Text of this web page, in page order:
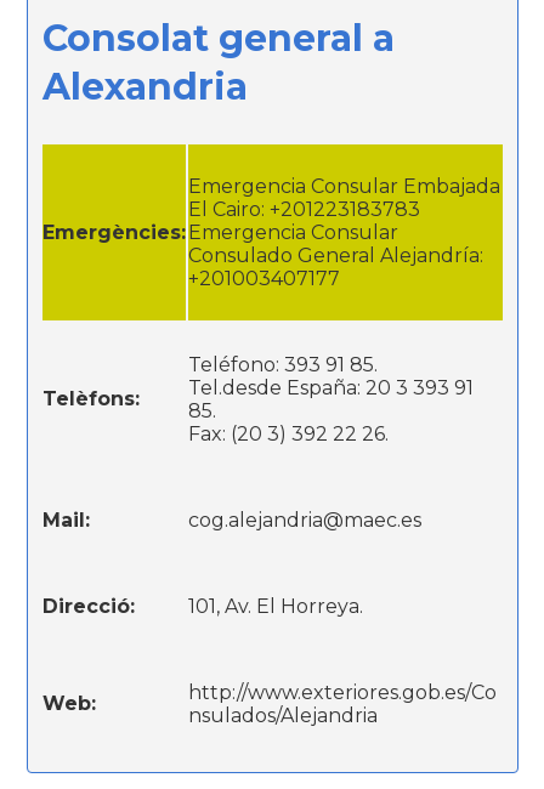
Consolat general a
Alexandria
Emergències:
Emergencia Consular Embajada
El Cairo: +201223183783
Emergencia Consular
Consulado General Alejandría:
+201003407177
Telèfons:
Teléfono: 393 91 85.
Tel.desde España: 20 3 393 91
85.
Fax: (20 3) 392 22 26.
Mail: cog.alejandria@maec.es
Direcció: 101, Av. El Horreya.
Web:
http://www.exteriores.gob.es/Co
nsulados/Alejandria